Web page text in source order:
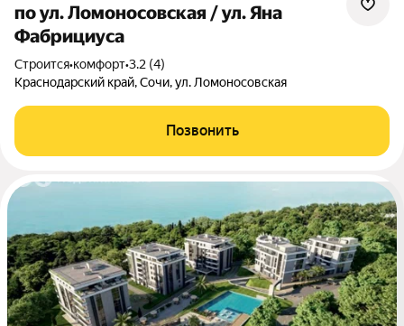
по ул. Ломоносовская / ул. Яна
Фабрициуса
Строится•комфорт•3.2 (4)
Краснодарский край, Сочи, ул. Ломоносовская
Позвонить